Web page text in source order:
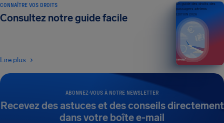
ABONNEZ-VOUS À NOTRE NEWSLETTER
Recevez des astuces et des conseils directement
dans votre boîte e-mail
CONNAÎTRE VOS DROITS
Consultez notre guide facile
Lire plus
Un guide des droits des
passagers aériens
ÉDITION 2026